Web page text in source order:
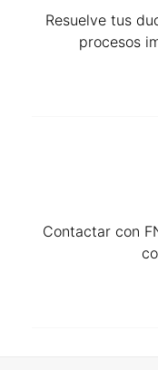
Resuelve tus
procesos
Contactar con